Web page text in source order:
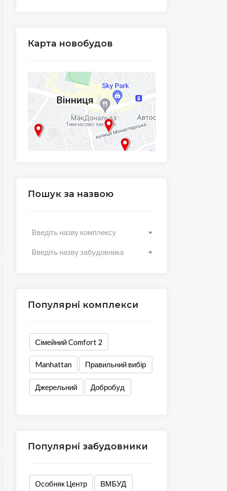
Карта новобудов
Пошук за назвою
Введіть назву комплексу
Введіть назву забудовника
Популярні комплекси
Сімейний Comfort 2
Manhattan Правильний вибір
Джерельний Добробуд
Популярні забудовники
Особняк Центр ВМБУД